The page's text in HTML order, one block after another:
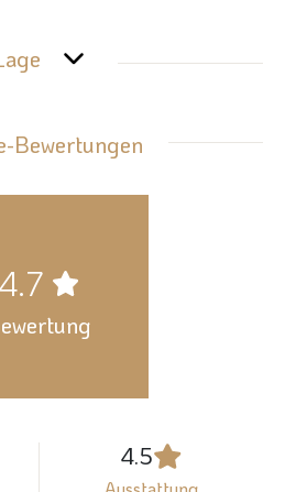
Bewertungen
4.7
4.5